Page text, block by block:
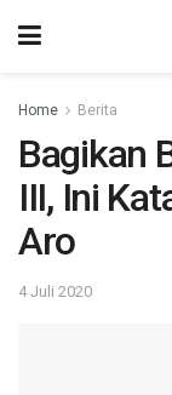
Home Berita
Bagikan
III, Ini
Aro
4 Juli 2020